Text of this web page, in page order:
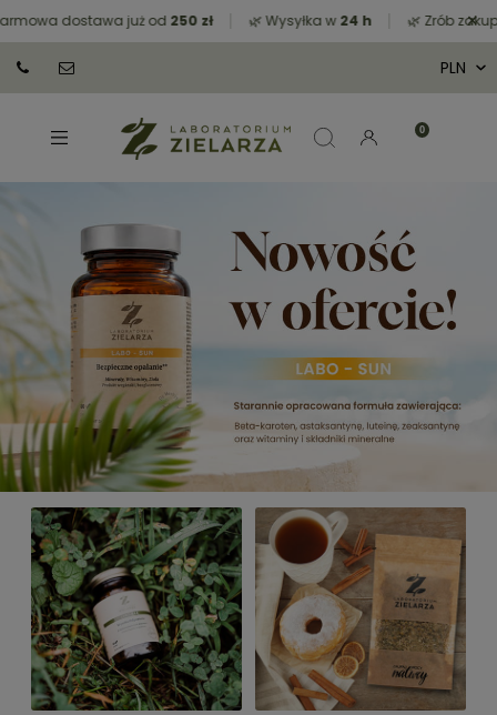
dostawa już od250 zł 🌿 Wysyłka w24 h 🌿 Zrób zakupy×